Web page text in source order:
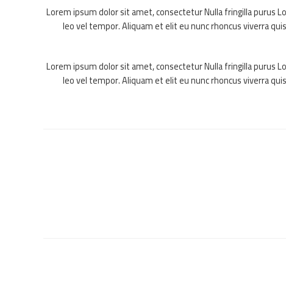
Lorem ipsum dolor sit amet, consectetur Nulla fringilla purus
leo vel tempor. Aliquam et elit eu nunc rhoncus viverra
Lorem ipsum dolor sit amet, consectetur Nulla fringilla purus
leo vel tempor. Aliquam et elit eu nunc rhoncus viverra